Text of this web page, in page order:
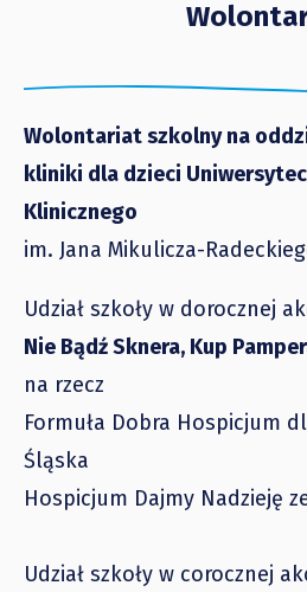
Wolontariat szkolny na
kliniki dla dzieci
Klinicznego
im. Jana Mikulicza-
Udział szkoły w dorocznej
Nie Bądź Sknera, Kup
na rzecz
Formuła Dobra Hospicjum
Śląska
Hospicjum Dajmy Nadzieję
Udział szkoły w corocznej